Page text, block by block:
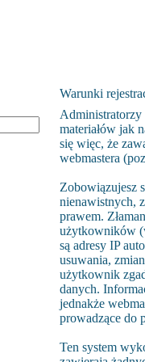
Warunki
Administratorzy
materiałów jak
się więc, że
webmastera
Zobowiązujesz
nienawistnych,
prawem.
użytkowników
są adresy IP
usuwania,
użytkownik
danych.
jednakże
prowadzące do
Ten system